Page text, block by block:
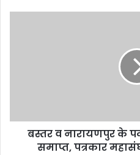
बस्तर व नारायणपुर के
समाप्त, पत्रकार